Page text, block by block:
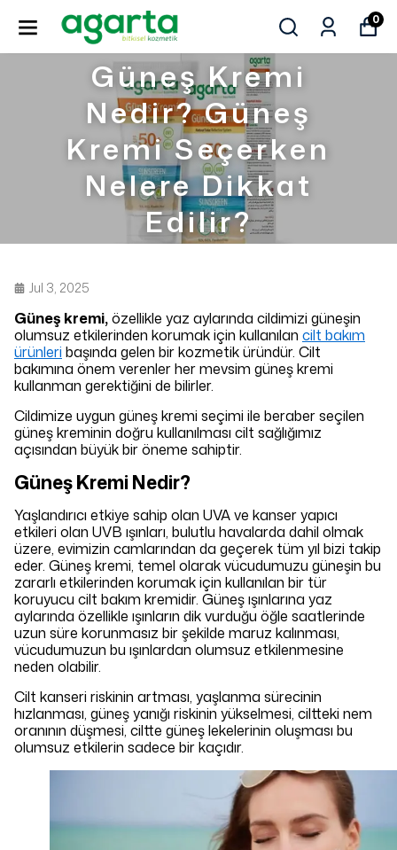
0
Güneş Kremi
Nedir? Güneş
Kremi Seçerken
Nelere Dikkat
Edilir?
Jul 3, 2025
Güneş kremi,özellikle yaz aylarında cildimizi güneşin
olumsuz etkilerinden korumak için kullanılan cilt bakım
ürünleri başında gelen bir kozmetik üründür. Cilt
bakımına önem verenler her mevsim güneş kremi
kullanman gerektiğini de bilirler.
Cildimize uygun güneş kremi seçimi ile beraber seçilen
güneş kreminin doğru kullanılması cilt sağlığımız
açısından büyük bir öneme sahiptir.
Güneş Kremi Nedir?
Yaşlandırıcı etkiye sahip olan UVA ve kanser yapıcı
etkileri olan UVB ışınları, bulutlu havalarda dahil olmak
üzere, evimizin camlarından da geçerek tüm yıl bizi takip
eder. Güneş kremi, temel olarak vücudumuzu güneşin bu
zararlı etkilerinden korumak için kullanılan bir tür
koruyucu cilt bakım kremidir. Güneş ışınlarına yaz
aylarında özellikle ışınların dik vurduğu öğle saatlerinde
uzun süre korunmasız bir şekilde maruz kalınması,
vücudumuzun bu ışınlardan olumsuz etkilenmesine
neden olabilir.
Cilt kanseri riskinin artması, yaşlanma sürecinin
hızlanması, güneş yanığı riskinin yükselmesi, ciltteki nem
oranının düşmesi, ciltte güneş lekelerinin oluşması bu
olumsuz etkilerin sadece bir kaçıdır.